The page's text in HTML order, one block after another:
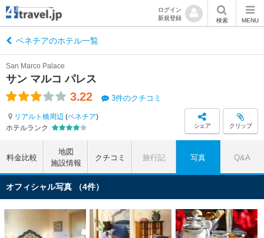
ログイン
新規登録
検索 MENU
ベネチアのホテル一覧
サン マルコ パレス
San Marco Palace
3.22 3件のクチコミ
リアルト橋周辺 (ベネチア)
ホテルランク
シェア クリップ
料金比較
地図
施設情報
クチコミ 旅行記 写真 Q&A
オフィシャル写真 （4件）